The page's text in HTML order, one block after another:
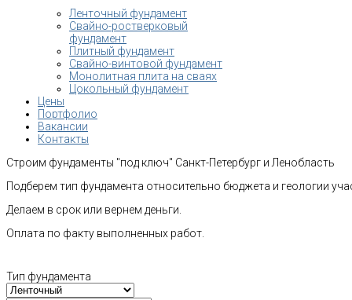
Ленточный фундамент
Свайно-ростверковый
фундамент
Плитный фундамент
Свайно-винтовой фундамент
Монолитная плита на сваях
Цокольный фундамент
Цены
Портфолио
Вакансии
Контакты
Строим фундаменты "под ключ" Санкт-Петербург и Ленобласть
Подберем тип фундамента относительно бюджета и геологии
Делаем в срок или вернем деньги.
Оплата по факту выполненных работ.
Тип фундамента